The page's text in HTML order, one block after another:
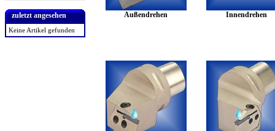
zuletzt angesehen
Keine Artikel gefunden
Außendrehen Innendrehen